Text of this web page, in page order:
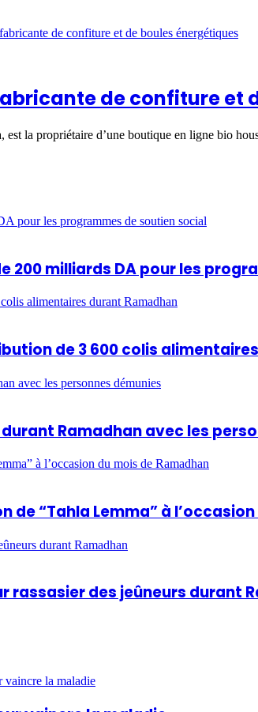
de confiture et
la propriétaire d’une boutique en ligne bio
pour les programmes de soutien social
200 milliards DA pour les
alimentaires durant Ramadhan
de 3 600 colis
avec les personnes démunies
Ramadhan avec les
à l’occasion du mois de Ramadhan
de “Tahla Lemma” à
durant Ramadhan
rassasier des jeûneurs durant